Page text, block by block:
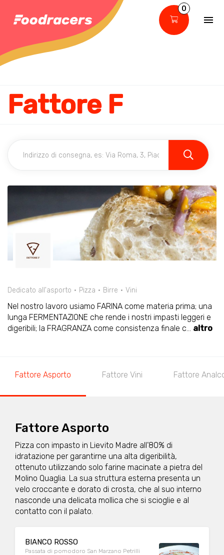
0
Fattore F
Dedicato all'asporto Pizza Birre Vini
Nel nostro lavoro usiamo FARINA come materia prima; una
lunga FERMENTAZIONE che rende i nostri impasti leggeri e
digeribili; la FRAGRANZA come consistenza finale c... altro
Fattore Asporto Fattore Vini Fattore
Fattore Asporto
Pizza con impasto in Lievito Madre all’80% di
idratazione per garantirne una alta digeribilità,
ottenuto utilizzando solo farine macinate a pietra del
Molino Quaglia. La sua struttura esterna presenta un
velo croccante e dorato di crosta, che al suo interno
nasconde una delicata mollica che si scioglie e al
contatto con il palato.
BIANCO ROSSO
Passata di pomodoro San Marzano Petrilli